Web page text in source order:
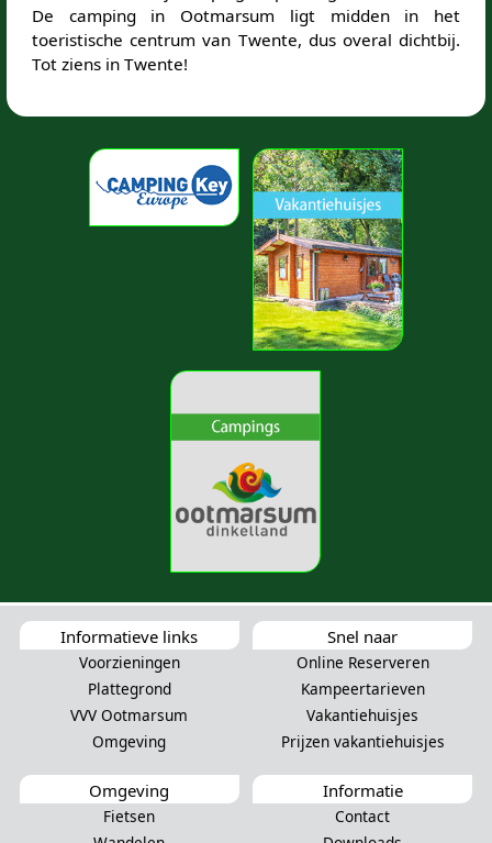
De camping in Ootmarsum ligt midden in het
toeristische centrum van Twente, dus overal dichtbij.
Tot ziens in Twente!
Informatieve links
Voorzieningen
Plattegrond
VVV Ootmarsum
Omgeving
Snel naar
Online Reserveren
Kampeertarieven
Vakantiehuisjes
Prijzen vakantiehuisjes
Omgeving
Fietsen
Informatie
Contact